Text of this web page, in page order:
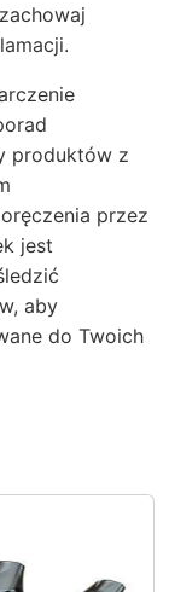
produktów z
przez
jest
aby
do Twoich